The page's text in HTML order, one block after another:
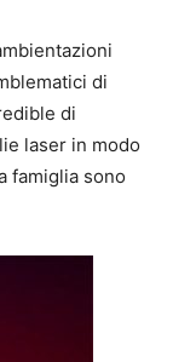
di
di
laser in modo
famiglia sono